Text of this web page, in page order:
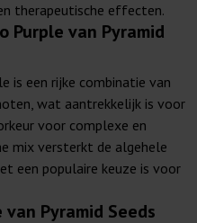
therapeutische effecten.
Purple van Pyramid
is een rijke combinatie van
wat aantrekkelijk is voor
voor complexe en
mix versterkt de algehele
een populaire keuze is voor
Pyramid Seeds